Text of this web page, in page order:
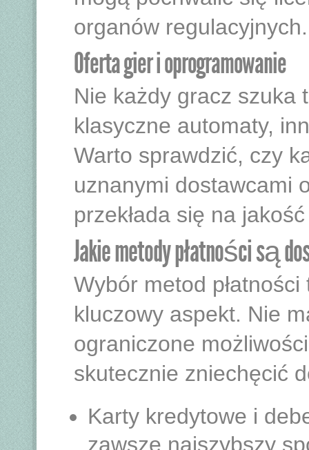
organów regulacyjnych.
Oferta gier i oprogramowanie
Nie każdy gracz szuka
klasyczne automaty,
Warto sprawdzić, czy
uznanymi dostawcami
przekłada się na
Jakie metody płatności są
Wybór metod
kluczowy aspekt. Nie
ograniczone
skutecznie zniechęcić
Karty kredytowe i
zawsze najszybszy